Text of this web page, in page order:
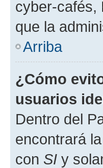
cyber-cafés,
que la
Arriba
¿Cómo
usuarios
Dentro del
encontrará
con SI y